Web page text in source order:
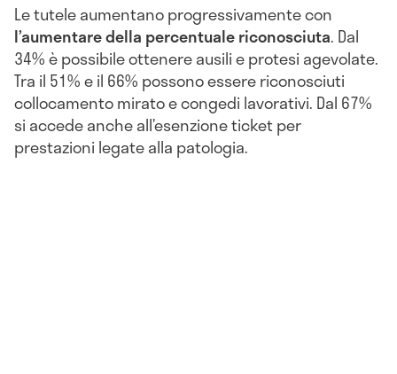
Le tutele aumentano progressivamente con
l’aumentare della percentuale riconosciuta. Dal
34% è possibile ottenere ausili e protesi agevolate.
Tra il 51% e il 66% possono essere riconosciuti
collocamento mirato e congedi lavorativi. Dal 67%
si accede anche all’esenzione ticket per
prestazioni legate alla patologia.